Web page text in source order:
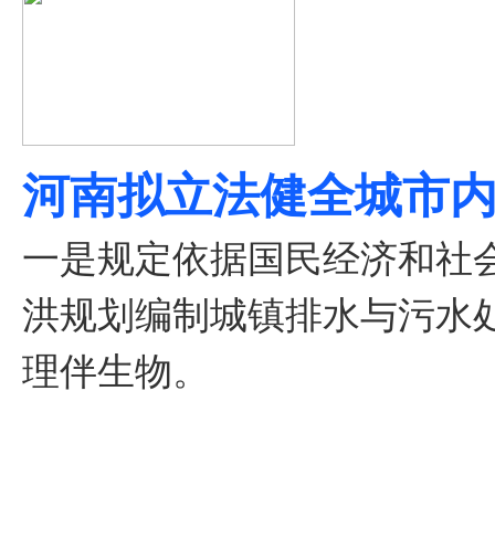
河南拟立法健全城市
一是规定依据国民经济和社
洪规划编制城镇排水与污水
理伴生物。